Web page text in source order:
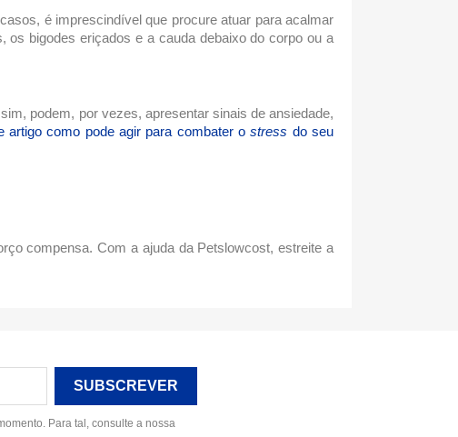
é imprescindível que procure atuar para acalmar
bigodes eriçados e a cauda debaixo do corpo ou a
podem, por vezes, apresentar sinais de ansiedade,
artigo como pode agir para combater ostress do seu
compensa. Com a ajuda da Petslowcost, estreite a
Para tal, consulte a nossa